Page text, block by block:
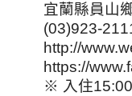
宜蘭縣員山
(03)923-
http://
https://
※ 入住